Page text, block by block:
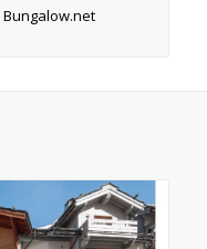
Bungalow.net